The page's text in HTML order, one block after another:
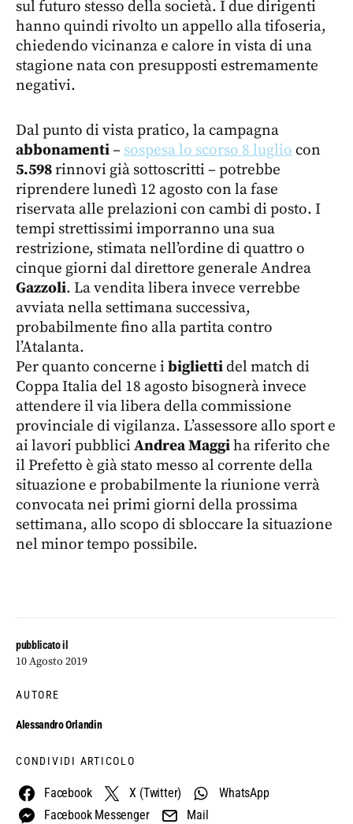
pubblicato il
10 Agosto 2019
AUTORE
Alessandro Orlandin
CONDIVIDI ARTICOLO
Facebook X (Twitter)
WhatsApp
Facebook Messenger
Mail
sul futuro stesso della società. I due dirigenti
hanno quindi rivolto un appello alla tifoseria,
chiedendo vicinanza e calore in vista di una
stagione nata con presupposti estremamente
negativi.
Dal punto di vista pratico, la campagna
abbonamenti– sospesa lo scorso 8 luglio con
5.598rinnovi già sottoscritti – potrebbe
riprendere lunedì 12 agosto con la fase
riservata alle prelazioni con cambi di posto. I
tempi strettissimi imporranno una sua
restrizione, stimata nell’ordine di quattro o
cinque giorni dal direttore generale Andrea
Gazzoli. La vendita libera invece verrebbe
avviata nella settimana successiva,
probabilmente fino alla partita contro
l’Atalanta.
Per quanto concerne i bigliettidel match di
Coppa Italia del 18 agosto bisognerà invece
attendere il via libera della commissione
provinciale di vigilanza. L’assessore allo sport e
ai lavori pubblici Andrea Maggiha riferito che
il Prefetto è già stato messo al corrente della
situazione e probabilmente la riunione verrà
convocata nei primi giorni della prossima
settimana, allo scopo di sbloccare la situazione
nel minor tempo possibile.